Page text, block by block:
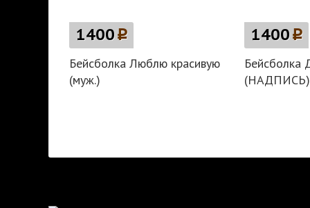
1400p
Бейсболка Люблю красивую
(муж.)
1400p
(НАДПИСЬ)